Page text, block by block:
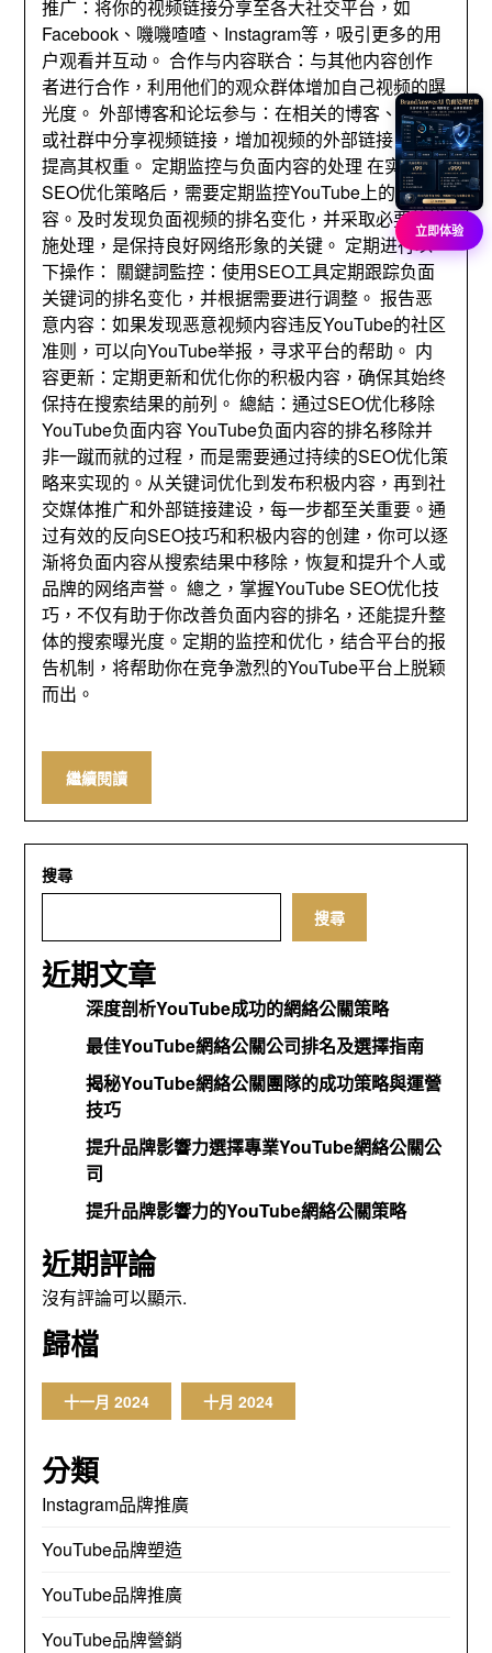
推广 ：将你的视频链接分享至各大社交平台 ，如
Facebook 、嘰嘰喳喳、 Instagram等 ， 吸引更多的用
户观看并互动 。合作与内容联合 ： 与其他内容创作
者进行合作 ，利用他们的观众群体增加自己视频的曝
光度 。外部博客和论坛参与 ：在相关的博客 、 论坛
或社群中分享视频链接 ，增加视频的外部链接， 从而
提高其权重 。 定期监控与负面内容的处理 在实施了
SEO优化策略后 ， 需要定期监控YouTube上的负面内
容 。 及时发现负面视频的排名变化 ，并采取必要的措
施处理 ， 是保持良好网络形象的关键 。 定期进行以
下操作 ： 關鍵詞監控：使用SEO工具定期跟踪负面
关键词的排名变化 ，并根据需要进行调整 。报告恶
意内容 ：如果发现恶意视频内容违反YouTube的社区
准则 ，可以向YouTube举报 ， 寻求平台的帮助 。 内
容更新 ： 定期更新和优化你的积极内容 ，确保其始终
保持在搜索结果的前列 。 總結：通过SEO优化移除
YouTube负面内容 YouTube负面内容的排名移除并
非一蹴而就的过程 ，而是需要通过持续的SEO优化策
略来实现的 。 从关键词优化到发布积极内容 ，再到社
交媒体推广和外部链接建设 ，每一步都至关重要 。通
过有效的反向SEO技巧和积极内容的创建 ，你可以逐
渐将负面内容从搜索结果中移除 ，恢复和提升个人或
品牌的网络声誉 。 總之， 掌握YouTube SEO优化技
巧 ， 不仅有助于你改善负面内容的排名 ，还能提升整
体的搜索曝光度 。 定期的监控和优化 ，结合平台的报
告机制 ，将帮助你在竞争激烈的YouTube平台上脱颖
而出 。
繼續閱讀
搜尋
搜尋
近期文章
深度剖析YouTube成功的網絡公關策略
最佳YouTube網絡公關公司排名及選擇指南
揭秘YouTube網絡公關團隊的成功策略與運營
技巧
提升品牌影響力選擇專業YouTube網絡公關公
司
提升品牌影響力的YouTube網絡公關策略
近期評論
沒有評論可以顯示.
歸檔
十一月 2024 十月 2024
分類
Instagram品牌推廣
YouTube品牌塑造
YouTube品牌推廣
YouTube品牌營銷
立即体验